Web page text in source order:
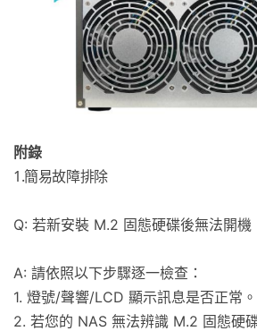
附錄
1.簡易故障排除
Q: 若新安裝 M.2 固態硬碟後無法開機
A: 請依照以下步驟逐一檢查：
1. 燈號/聲響/LCD 顯示訊息是否正常。
2. 若您的 NAS 無法辨識 M.2 固態硬